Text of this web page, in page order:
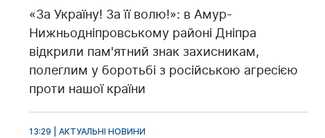
«За Україну! За її волю!»: в Амур-
Нижньодніпровському районі Дніпра
відкрили пам'ятний знак захисникам,
полеглим у боротьбі з російською агресією
проти нашої країни
13:29 | АКТУАЛЬНІ НОВИНИ